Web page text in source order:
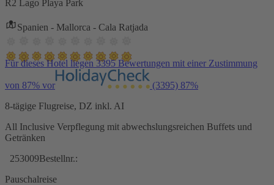
R2 Lago Playa Park
Spanien - Mallorca - Cala Ratjada
Für dieses Hotel liegen 3395 Bewertungen mit einer Zustimmung
von 87% vor (3395) 87%
8-tägige Flugreise, DZ inkl. AI
All Inclusive Verpflegung mit abwechslungsreichen Buffets und
Getränken
253009Bestellnr.:
Pauschalreise